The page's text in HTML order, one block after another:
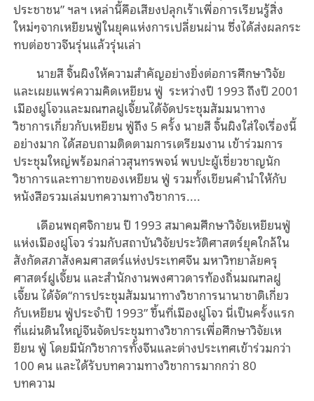
ประชาชน” ฯลฯ เหล่านี้คือเสียงปลุกเร้าเพื่อการเรียนรู้สิ่ง
ใหม่ๆจากเหยียนฟู่ในยุคแห่งการเปลี่ยนผ่าน ซึ่งได้ส่งผลกระ
ทบต่อชาวจีนรุ่นแล้วรุ่นเล่า
นายสี จิ้นผิงให้ความสำคัญอย่างยิ่งต่อการศึกษาวิจัย
และเผยแพร่ความคิดเหยียน ฟู่ ระหว่างปี 1993 ถึงปี 2001
เมืองฝูโจวและมณฑลฝูเจี้ยนได้จัดประชุมสัมมนาทาง
วิชาการเกี่ยวกับเหยียน ฟู่ถึง 5 ครั้ง นายสี จิ้นผิงใส่ใจเรื่องนี้
อย่างมาก ได้สอบถามติดตามการเตรียมงาน เข้าร่วมการ
ประชุมใหญ่พร้อมกล่าวสุนทรพจน์ พบปะผู้เชี่ยวชาญนัก
วิชาการและทายาทของเหยียน ฟู่ รวมทั้งเขียนคำนำให้กับ
หนังสือรวมเล่มบทความทางวิชาการ....
เดือนพฤศจิกายน ปี 1993 สมาคมศึกษาวิจัยเหยียนฟู่
แห่งเมืองฝูโจว ร่วมกับสถาบันวิจัยประวัติศาสตร์ยุคใกล้ใน
สังกัดสภาสังคมศาสตร์แห่งประเทศจีน มหาวิทยาลัยครุ
ศาสตร์ฝูเจี้ยน และสำนักงานพงศาวดารท้องถิ่นมณฑลฝู
เจี้ยน ได้จัด“การประชุมสัมมนาทางวิชาการนานาชาติเกี่ยว
กับเหยียน ฟู่ประจำปี 1993” ขึ้นที่เมืองฝูโจว นี่เป็นครั้งแรก
ที่แผ่นดินใหญ่จีนจัดประชุมทางวิชาการเพื่อศึกษาวิจัยเห
ยียน ฟู่ โดยมีนักวิชาการทั้งจีนและต่างประเทศเข้าร่วมกว่า
100 คน และได้รับบทความทางวิชาการมากกว่า 80
บทความ